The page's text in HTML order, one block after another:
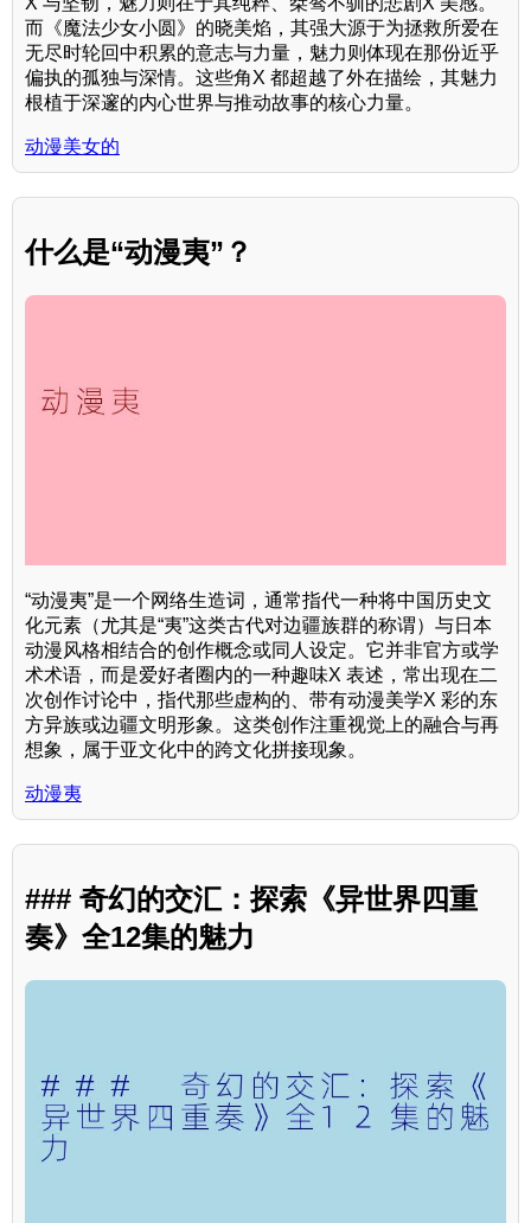
而《魔法少女小圆》的晓美焰，其强大源于为拯救所爱在
无尽时轮回中积累的意志与力量，魅力则体现在那份近乎
偏执的孤独与深情。这些角X 都超越了外在描绘，其魅力
根植于深邃的内心世界与推动故事的核心力量。
动漫美女的
什么是“动漫夷”？
“动漫夷”是一个网络生造词，通常指代一种将中国历史文
化元素（尤其是“夷”这类古代对边疆族群的称谓）与日本
动漫风格相结合的创作概念或同人设定。它并非官方或学
术术语，而是爱好者圈内的一种趣味X 表述，常出现在二
次创作讨论中，指代那些虚构的、带有动漫美学X 彩的东
方异族或边疆文明形象。这类创作注重视觉上的融合与再
想象，属于亚文化中的跨文化拼接现象。
动漫夷
### 奇幻的交汇：探索《异世界四重
奏》全12集的魅力